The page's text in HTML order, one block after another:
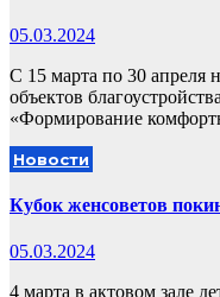
05.03.2024
С 15 марта по 30 апреля
объектов
«Формирование
Новости
Кубок женсоветов
05.03.2024
4 марта в актовом зале